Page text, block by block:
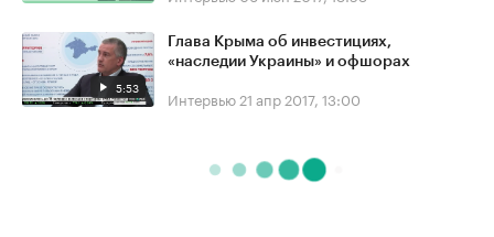
5:53
Глава Крыма об инвестициях,
«наследии Украины» и офшорах
Интервью 21 апр 2017, 13:00